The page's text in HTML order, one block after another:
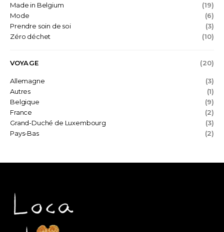
Made in Belgium
(19)
Mode
(6)
Prendre soin de soi
(3)
Zéro déchet
(10)
VOYAGE (20)
Allemagne
(3)
Autres
(1)
Belgique
(9)
France
(2)
Grand-Duché de Luxembourg
(3)
Pays-Bas
(2)